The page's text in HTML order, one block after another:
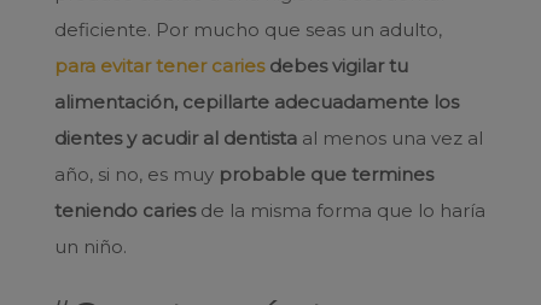
deficiente. Por mucho que seas un adulto,
para evitar tener cariesdebes vigilar tu
alimentación, cepillarte adecuadamente los
dientes y acudir al dentista al menos una vez al
año, si no, es muy probable que termines
teniendo cariesde la misma forma que lo haría
un niño.